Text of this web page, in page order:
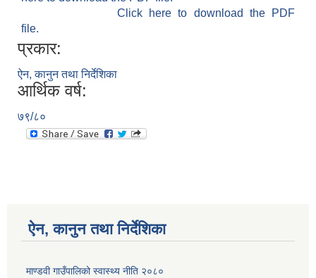
Click here to download the PDF
file.
प्रकार:
ऐन, कानुन तथा निर्देशिका
आर्थिक वर्ष:
७९/८०
ऐन, कानुन तथा निर्देशिका
माण्डवी गाउँपालिको स्वास्थ्य नीति २०८०